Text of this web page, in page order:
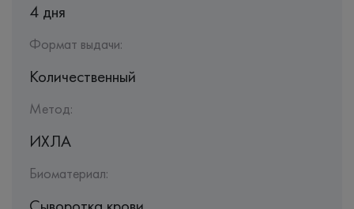
4 дня
Формат выдачи:
Количественный
Метод:
ИХЛА
Биоматериал: